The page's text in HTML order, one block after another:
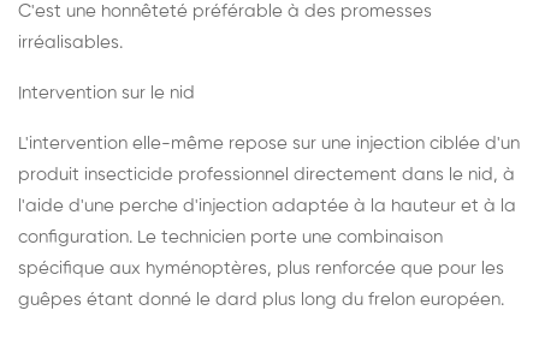
C'est une honnêteté préférable à des promesses
irréalisables.
Intervention sur le nid
L'intervention elle-même repose sur une injection ciblée d'un
produit insecticide professionnel directement dans le nid, à
l'aide d'une perche d'injection adaptée à la hauteur et à la
configuration. Le technicien porte une combinaison
spécifique aux hyménoptères, plus renforcée que pour les
guêpes étant donné le dard plus long du frelon européen.